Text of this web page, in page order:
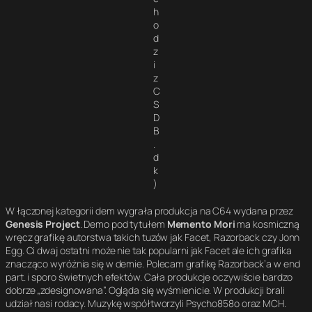
h
o
d
z
i
z
C
S
D
B
.
d
k
)
W łączonej kategorii dem wygrała produkcja na C64 wydana przez
Genesis Project. Demo pod tytułem Memento Mori ma kosmiczną
wręcz grafikę autorstwa takich tuzów jak Facet, Razorback czy Jonn
Egg. Ci dwaj ostatni może nie tak popularni jak Facet ale ich grafika
znacząco wyróżnia się w demie. Polecam grafikę Razorback’a w end
part. i sporo świetnych efektów. Cała produkcje oczywiście bardzo
dobrze „zdesignowana”. Ogląda się wyśmienicie. W produkcji brali
udział nasi rodacy. Muzykę współtworzyli Psycho858o oraz MCH.